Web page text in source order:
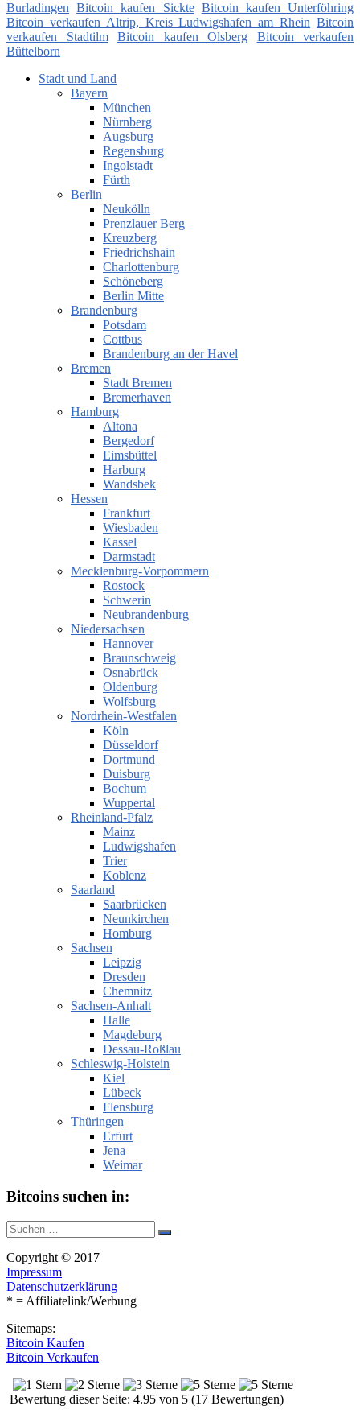
Burladingen Bitcoin kaufen Sickte Bitcoin kaufen Unterföhring
Bitcoin verkaufen Altrip, Kreis Ludwigshafen am Rhein Bitcoin
verkaufen Stadtilm
Bitcoin kaufen Olsberg
Bitcoin verkaufen
Büttelborn
Stadt und Land
Bayern
München
Nürnberg
Augsburg
Regensburg
Ingolstadt
Fürth
Berlin
Neukölln
Prenzlauer Berg
Kreuzberg
Friedrichshain
Charlottenburg
Schöneberg
Berlin Mitte
Brandenburg
Potsdam
Cottbus
Brandenburg an der Havel
Bremen
Stadt Bremen
Bremerhaven
Hamburg
Altona
Bergedorf
Eimsbüttel
Harburg
Wandsbek
Hessen
Frankfurt
Wiesbaden
Kassel
Darmstadt
Mecklenburg-Vorpommern
Rostock
Schwerin
Neubrandenburg
Niedersachsen
Hannover
Braunschweig
Osnabrück
Oldenburg
Wolfsburg
Nordrhein-Westfalen
Köln
Düsseldorf
Dortmund
Duisburg
Bochum
Wuppertal
Rheinland-Pfalz
Mainz
Ludwigshafen
Trier
Koblenz
Saarland
Saarbrücken
Neunkirchen
Homburg
Sachsen
Leipzig
Dresden
Chemnitz
Sachsen-Anhalt
Halle
Magdeburg
Dessau-Roßlau
Schleswig-Holstein
Kiel
Lübeck
Flensburg
Thüringen
Erfurt
Jena
Weimar
Bitcoins suchen in:
Suche
nach:
Suchen
Copyright © 2017
Impressum
Datenschutzerklärung
* = Affiliatelink/Werbung
Sitemaps:
Bitcoin Kaufen
Bitcoin Verkaufen
Bewertung dieser Seite: 4.95 von 5 (17 Bewertungen)